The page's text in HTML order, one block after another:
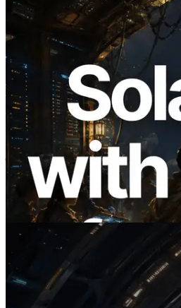
2026.08.05
ERPC का Solana
वैश्विक क्षेत्रों से ping
Information API भी लॉन्च
यह लेख पढ़ें